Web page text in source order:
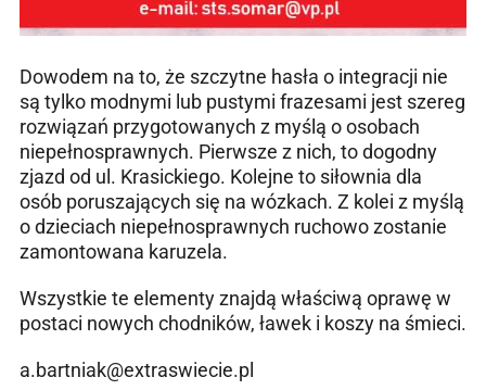
Dowodem na to, że szczytne hasła o integracji nie
są tylko modnymi lub pustymi frazesami jest szereg
rozwiązań przygotowanych z myślą o osobach
niepełnosprawnych. Pierwsze z nich, to dogodny
zjazd od ul. Krasickiego. Kolejne to siłownia dla
osób poruszających się na wózkach. Z kolei z myślą
o dzieciach niepełnosprawnych ruchowo zostanie
zamontowana karuzela.
Wszystkie te elementy znajdą właściwą oprawę w
postaci nowych chodników, ławek i koszy na śmieci.
a.bartniak@extraswiecie.pl